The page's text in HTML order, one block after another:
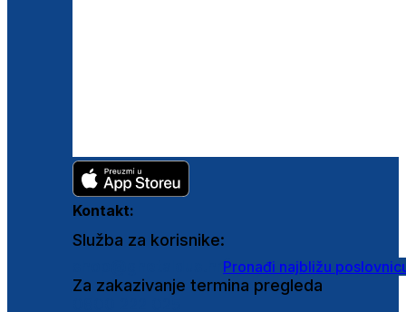
Kontakt:
Služba za korisnike:
Pronađi najbližu
Za zakazivanje termina pregleda